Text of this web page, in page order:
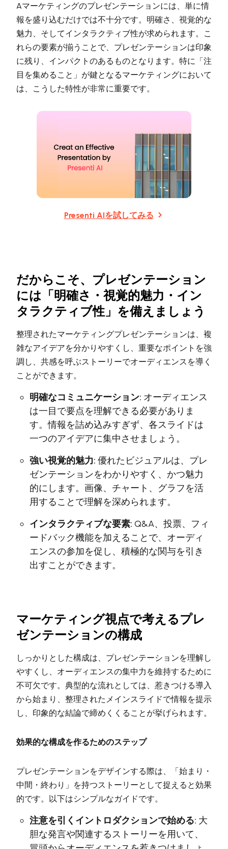
Aマーケティングのプレゼンテーションには、単に情
報を盛り込むだけでは不十分です。明確さ、視覚的な
魅力、そしてインタラクティブ性が求められます。こ
れらの要素が揃うことで、プレゼンテーションは印象
に残り、インパクトのあるものとなります。特に「注
目を集めること」が鍵となるマーケティングにおいて
は、こうした特性が非常に重要です。
Presenti AIを試してみる
だからこそ、プレゼンテーション
には「明確さ・視覚的魅力・イン
タラクティブ性」を備えましょう
整理されたマーケティングプレゼンテーションは、複
雑なアイデアを分かりやすくし、重要なポイントを強
調し、共感を呼ぶストーリーでオーディエンスを導く
ことができます。
明確なコミュニケーション: オーディエンス
は一目で要点を理解できる必要がありま
す。情報を詰め込みすぎず、各スライドは
一つのアイデアに集中させましょう。
強い視覚的魅力: 優れたビジュアルは、プレ
ゼンテーションをわかりやすく、かつ魅力
的にします。画像、チャート、グラフを活
用することで理解を深められます。
インタラクティブな要素: Q&A、投票、フィ
ードバック機能を加えることで、オーディ
エンスの参加を促し、積極的な関与を引き
出すことができます。
マーケティング視点で考えるプレ
ゼンテーションの構成
しっかりとした構成は、プレゼンテーションを理解し
やすくし、オーディエンスの集中力を維持するために
不可欠です。典型的な流れとしては、惹きつける導入
から始まり、整理されたメインスライドで情報を提示
し、印象的な結論で締めくくることが挙げられます。
効果的な構成を作るためのステップ
プレゼンテーションをデザインする際は、「始まり・
中間・終わり」を持つストーリーとして捉えると効果
的です。以下はシンプルなガイドです。
注意を引くイントロダクションで始める: 大
胆な発言や関連するストーリーを用いて、